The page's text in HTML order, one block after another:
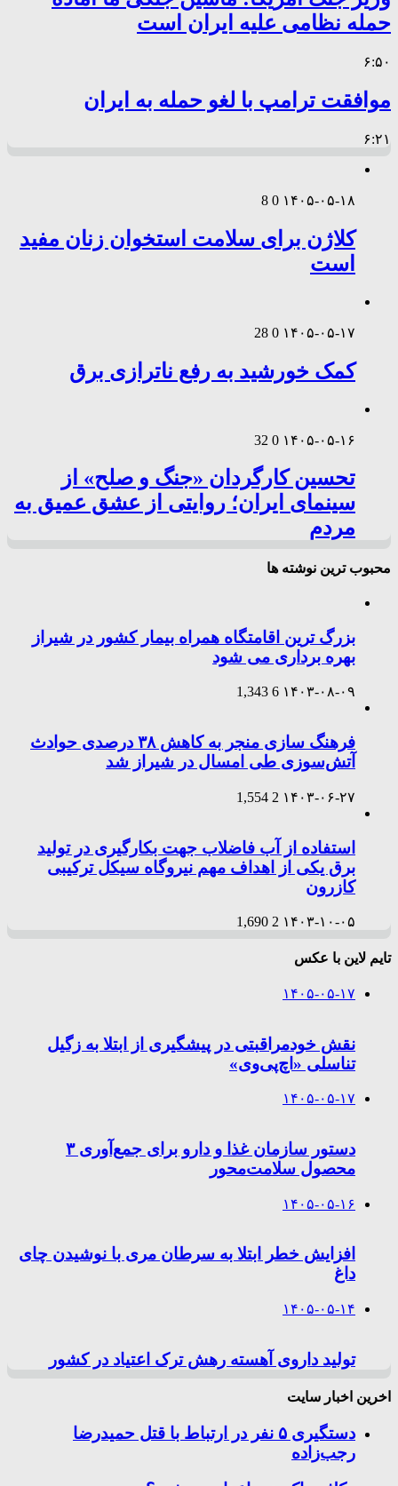
حمله نظامی علیه ایران است
۶:۵۰
موافقت ترامپ با لغو حمله به ایران
۶:۲۱
۱۴۰۵-۰۵-۱۸ 0
8
کلاژن برای سلامت استخوان زنان مفید
است
۱۴۰۵-۰۵-۱۷ 0
28
کمک خورشید به رفع ناترازی برق
۱۴۰۵-۰۵-۱۶ 0
32
تحسین کارگردان «جنگ و صلح» از
سینمای ایران؛ روایتی از عشق عمیق به
مردم
محبوب ترین نوشته ها
بزرگ ترین اقامتگاه همراه بیمار کشور در شیراز
بهره برداری می شود
۱۴۰۳-۰۸-۰۹ 6
1,343
فرهنگ سازی منجر به کاهش ۳۸ درصدی حوادث
آتش‌سوزی طی امسال در شیراز شد
۱۴۰۳-۰۶-۲۷ 2
1,554
استفاده از آب فاضلاب جهت بکارگیری در تولید
برق یکی از اهداف مهم نیروگاه سیکل ترکیبی
کازرون
۱۴۰۳-۱۰-۰۵ 2
1,690
تایم لاین با عکس
۱۴۰۵-۰۵-۱۷
نقش خودمراقبتی در پیشگیری از ابتلا به زگیل
تناسلی «اچ‌پی‌وی»
۱۴۰۵-۰۵-۱۷
دستور سازمان غذا و دارو برای جمع‌آوری ۳
محصول سلامت‌محور
۱۴۰۵-۰۵-۱۶
افزایش خطر ابتلا به سرطان مری با نوشیدن چای
داغ
۱۴۰۵-۰۵-۱۴
تولید داروی آهسته رهش ترک اعتیاد در کشور
اخرین اخبار سایت
دستگیری ۵ نفر در ارتباط با قتل حمیدرضا
رجب‌زاده